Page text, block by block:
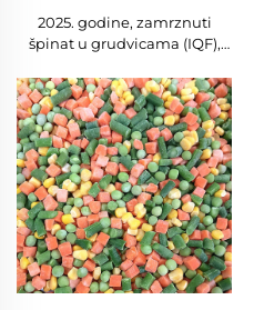
2025. godine, zamrznuti
špinat u grudvicama (IQF),
kuglice, svježe branje,
certificirano po halal
standardu, blok, parjen,
blanširan